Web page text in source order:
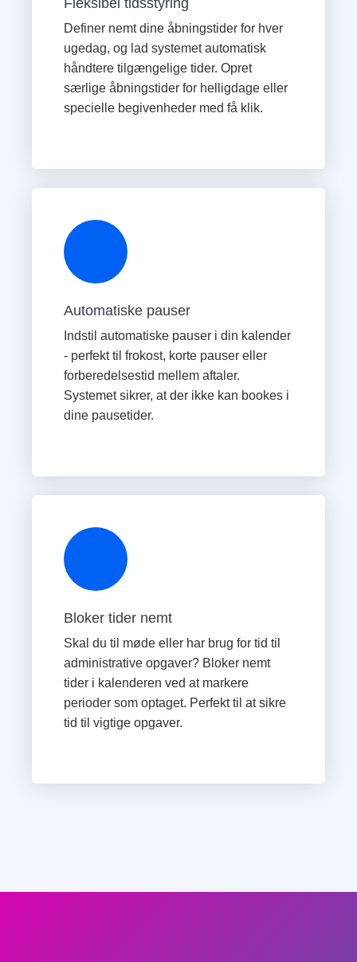
Fleksibel tidsstyring
Definer nemt dine åbningstider for hver
ugedag, og lad systemet automatisk
håndtere tilgængelige tider. Opret
særlige åbningstider for helligdage eller
specielle begivenheder med få klik.
Automatiske pauser
Indstil automatiske pauser i din kalender
- perfekt til frokost, korte pauser eller
forberedelsestid mellem aftaler.
Systemet sikrer, at der ikke kan bookes i
dine pausetider.
Bloker tider nemt
Skal du til møde eller har brug for tid til
administrative opgaver? Bloker nemt
tider i kalenderen ved at markere
perioder som optaget. Perfekt til at sikre
tid til vigtige opgaver.